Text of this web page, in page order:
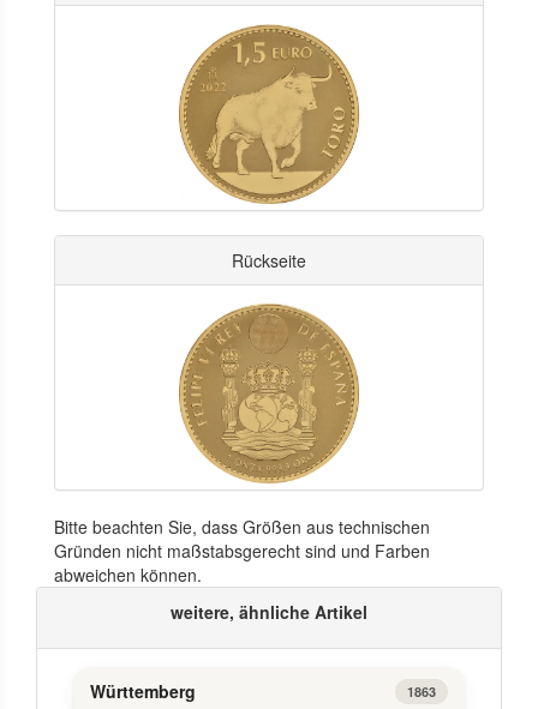
Rückseite
Bitte beachten Sie, dass Größen aus technischen
Gründen nicht maßstabsgerecht sind und Farben
abweichen können.
weitere, ähnliche Artikel
Württemberg 1863